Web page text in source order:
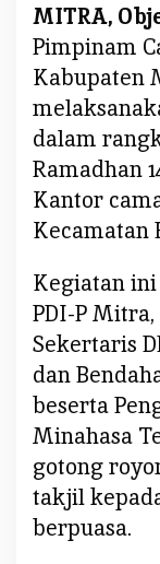
MITRA,
Pimpinam
Kabupaten
dalam
Ramadhan
Kantor
Kecamatan
Kegiatan
PDI-P
Sekertaris
dan
beserta
Minahasa
gotong
takjil
berpuasa.